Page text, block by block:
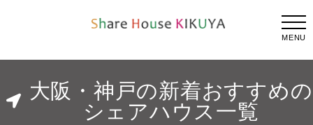
MENU
大阪・神戸の新着おすすめの
シェアハウス一覧